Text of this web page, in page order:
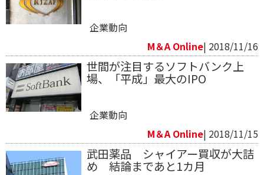
企業動向
M＆A Online| 2018/11/16
世間が注目するソフトバンク上
場、「平成」最大のIPO
企業動向
M＆A Online| 2018/11/15
武田薬品 シャイアー買収が大詰
め 結論まであと1カ月